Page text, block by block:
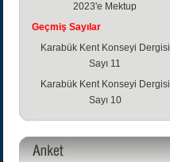
2023'e Mektup
Geçmiş Sayılar
Karabük Kent Konseyi Dergisi
Sayı 11
Karabük Kent Konseyi Dergisi
Sayı 10